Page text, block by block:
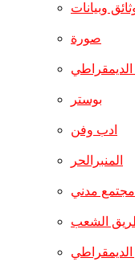
وبيانات
صورة
الديمقراطي
بوستر
ادب وفن
المنبرالحر
مجتمع مدني
الشعب
الديمقراطي